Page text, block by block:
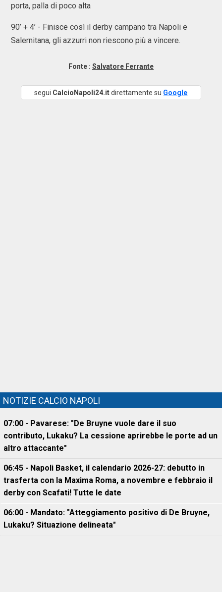
porta, palla di poco alta
90’ + 4’ - Finisce così il derby campano tra Napoli e
Salernitana, gli azzurri non riescono più a vincere.
Fonte : Salvatore Ferrante
segui CalcioNapoli24.itdirettamente su Google
NOTIZIE CALCIO NAPOLI
07:00 - Pavarese: "De Bruyne vuole dare il suo
contributo, Lukaku? La cessione aprirebbe le porte ad un
altro attaccante"
06:45 - Napoli Basket, il calendario 2026-27: debutto in
trasferta con la Maxima Roma, a novembre e febbraio il
derby con Scafati! Tutte le date
06:00 - Mandato: "Atteggiamento positivo di De Bruyne,
Lukaku? Situazione delineata"